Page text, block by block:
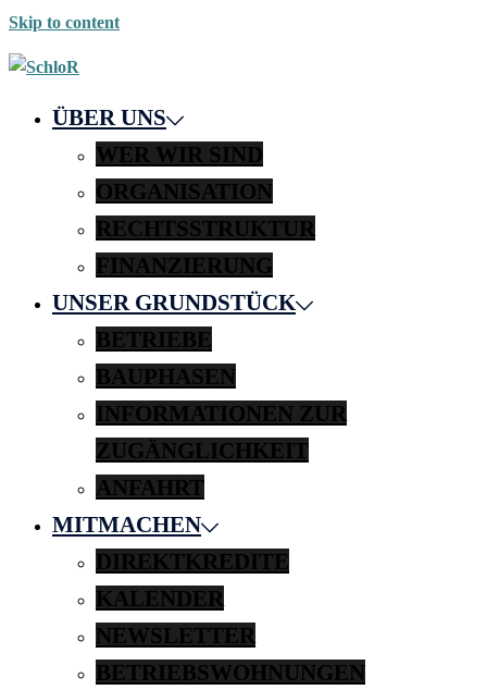
Skip to content
ÜBER UNS
WER WIR SIND
ORGANISATION
RECHTSSTRUKTUR
FINANZIERUNG
UNSER GRUNDSTÜCK
BETRIEBE
BAUPHASEN
INFORMATIONEN ZUR
ZUGÄNGLICHKEIT
ANFAHRT
MITMACHEN
DIREKTKREDITE
KALENDER
NEWSLETTER
BETRIEBSWOHNUNGEN